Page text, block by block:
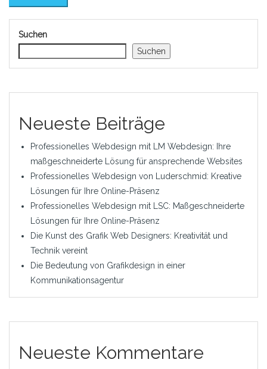
Suchen
Suchen
Neueste Beiträge
Professionelles Webdesign mit LM Webdesign: Ihre
maßgeschneiderte Lösung für ansprechende Websites
Professionelles Webdesign von Luderschmid: Kreative
Lösungen für Ihre Online-Präsenz
Professionelles Webdesign mit LSC: Maßgeschneiderte
Lösungen für Ihre Online-Präsenz
Die Kunst des Grafik Web Designers: Kreativität und
Technik vereint
Die Bedeutung von Grafikdesign in einer
Kommunikationsagentur
Neueste Kommentare